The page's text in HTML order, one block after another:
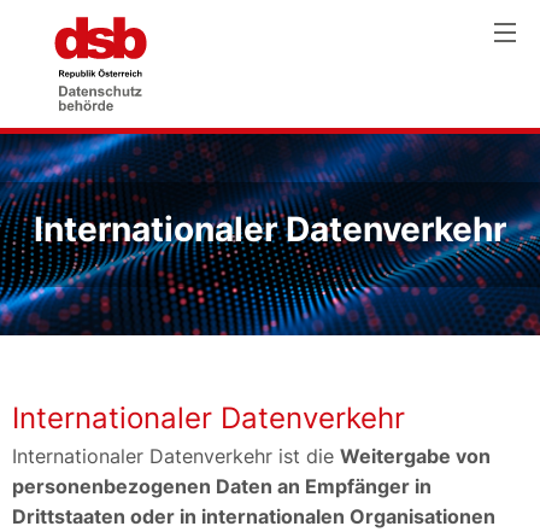
Internationaler Datenverkehr
Internationaler Datenverkehr
Internationaler Datenverkehr ist die Weitergabe von
personenbezogenen Daten an Empfänger in
Drittstaaten oder in internationalen Organisationen